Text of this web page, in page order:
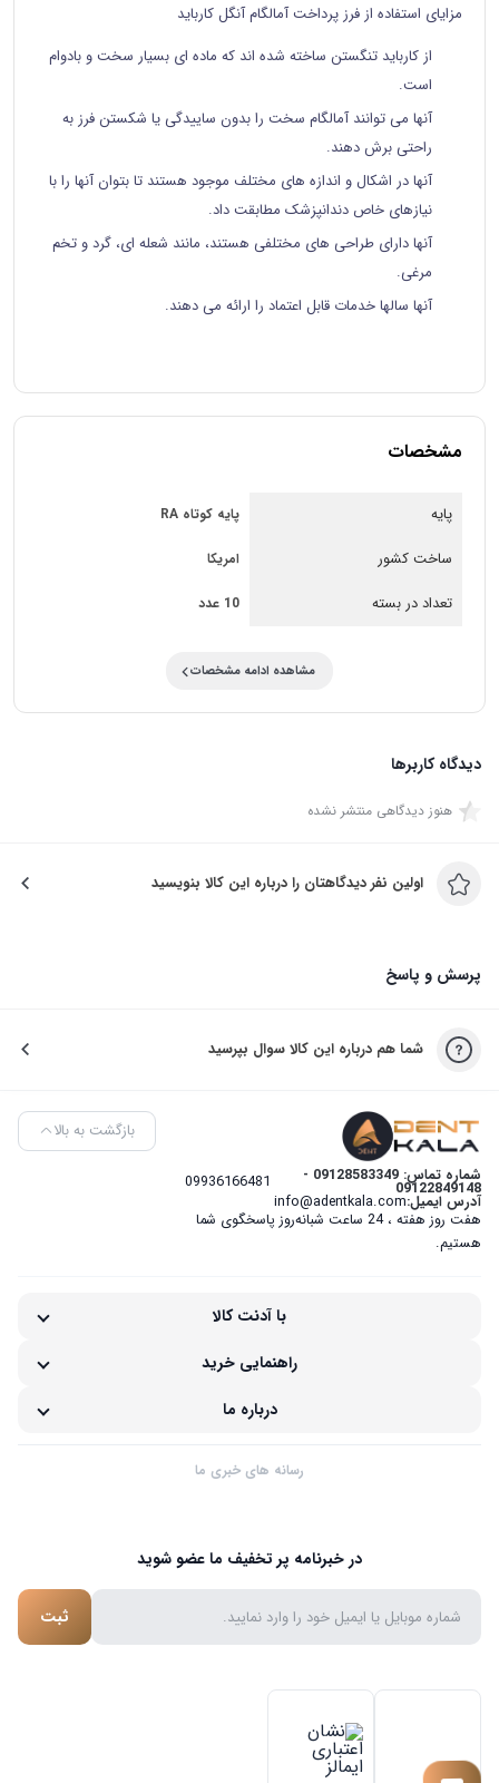
مزایای استفاده از فرز پرداخت آمالگام آنگل کارباید
از کارباید تنگستن ساخته شده اند که ماده ای بسیار سخت و بادوام
است.
آنها می توانند آمالگام سخت را بدون ساییدگی یا شکستن فرز به
راحتی برش دهند.
آنها در اشکال و اندازه های مختلف موجود هستند تا بتوان آنها را با
نیازهای خاص دندانپزشک مطابقت داد.
آنها دارای طراحی های مختلفی هستند، مانند شعله ای، گرد و تخم
مرغی.
آنها سالها خدمات قابل اعتماد را ارائه می دهند.
مشخصات
پایه پایه کوتاه RA
ساخت کشور امریکا
تعداد در بسته 10 عدد
مشاهده ادامه مشخصات
دیدگاه کاربرها
هنوز دیدگاهی منتشر نشده
اولین نفر دیدگاهتان را درباره این کالا بنویسید
پرسش و پاسخ
شما هم درباره این کالا سوال بپرسید
شماره تماس: 09128583349 -
09122849148
09936166481
آدرس ایمیل:info@adentkala.com
هفت روز هفته ، 24 ساعت شبانه‌روز پاسخگوی شما
هستیم.
بازگشت به بالا
با آدنت کالا
راهنمایی خرید
درباره ما
رسانه های خبری ما
در خبرنامه پر تخفیف ما عضو شوید
ثبت